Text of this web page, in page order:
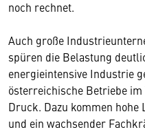
noch rechnet.
Auch große
spüren die Belastung
energieintensive Industrie
österreichische Betriebe
Druck. Dazu kommen
und ein wachsender